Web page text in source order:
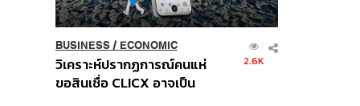
BUSINESS/ ECONOMIC
วิเคราะห์ปรากฏการณ์คนแห่
ขอสินเชื่อ CLICX อาจเป็น
2.6K